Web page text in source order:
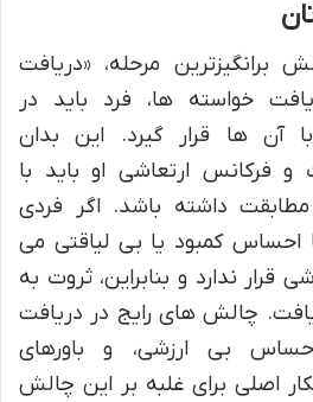
مرحله، «دریافت
خواسته ها، فرد باید در
آن ها قرار گیرد. این بدان
فرکانس ارتعاشی او باید با
داشته باشد. اگر فردی
احساس کمبود یا بی لیاقتی می
قرار ندارد و بنابراین، ثروت به
چالش های رایج در دریافت
بی ارزشی، و باورهای
اصلی برای غلبه بر این چالش